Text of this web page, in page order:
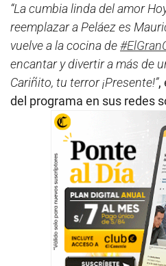
“La cumbia linda del amor
reemplazar a Peláez es
vuelve a la cocina de
encantar y divertir a más de
Cariñito, tu terror ¡Presente!”,
del programa en sus redes